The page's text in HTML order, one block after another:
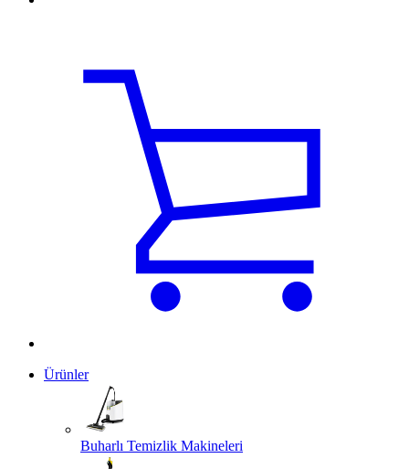
Ürünler
Buharlı Temizlik Makineleri